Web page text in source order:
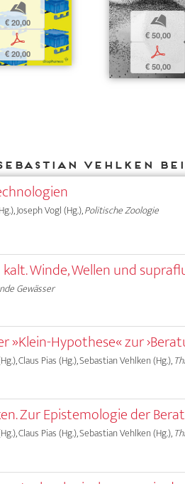
b
€ 20,00
p
€ 20,00
b
€ 50,00
p
€ 50,00
Vehlken bei
Joseph Vogl (Hg.),Politische Zoologie
Winde, Wellen und
Gewässer
»Klein-Hypothese« zur
Claus Pias (Hg.), Sebastian Vehlken (Hg.),
Zur Epistemologie der
Claus Pias (Hg.), Sebastian Vehlken (Hg.),